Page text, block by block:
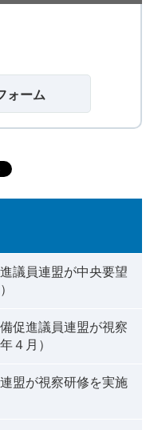
議員連盟が中央要望
促進議員連盟が視察
４月）
盟が視察研修を実施